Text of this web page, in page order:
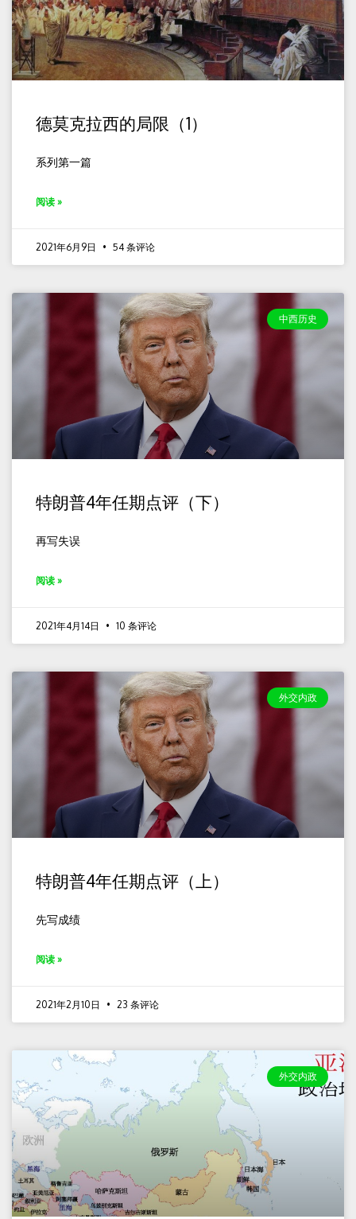
德莫克拉西的局限（1）
系列第一篇
阅读 »
2021年6月9日 54 条评论
中西历史
特朗普4年任期点评（下）
再写失误
阅读 »
2021年4月14日 10 条评论
外交内政
特朗普4年任期点评（上）
先写成绩
阅读 »
2021年2月10日 23 条评论
外交内政